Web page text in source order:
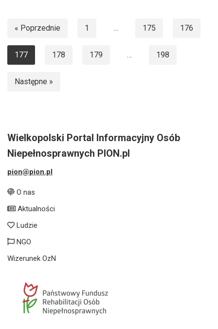
« Poprzednie 1 … 175 176
177 178 179 … 198
Następne »
Wielkopolski Portal Informacyjny Osób
Niepełnosprawnych PION.pl
pion@pion.pl
O nas
Aktualności
Ludzie
NGO
Wizerunek OzN